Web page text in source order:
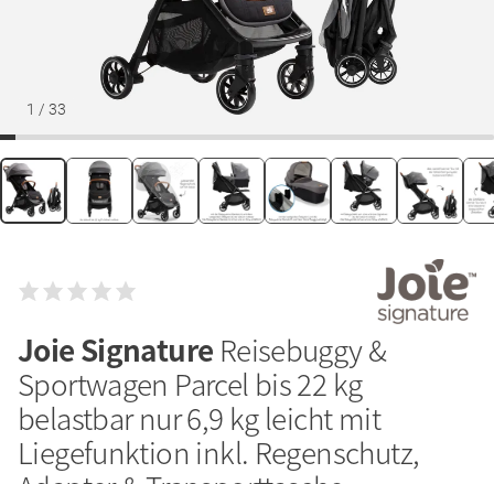
1 / 33
Joie Signature Reisebuggy &
Sportwagen Parcel bis 22 kg
belastbar nur 6,9 kg leicht mit
Liegefunktion inkl. Regenschutz,